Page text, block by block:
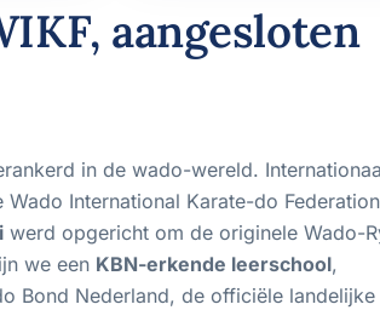
aangesloten
in de wado-wereld.
Wado International Karate-do
werd opgericht om de originele Wado-
we een KBN-erkende leerschool,
Bond Nederland, de officiële landelijke